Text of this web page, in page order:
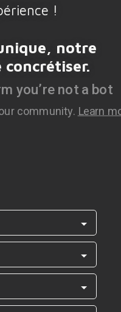
!
notre
concrétiser.